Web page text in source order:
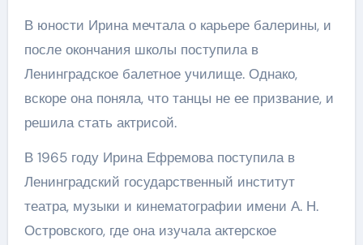
В юности Ирина мечтала о карьере балерины, и
после окончания школы поступила в
Ленинградское балетное училище. Однако,
вскоре она поняла, что танцы не ее призвание, и
решила стать актрисой.
В 1965 году Ирина Ефремова поступила в
Ленинградский государственный институт
театра, музыки и кинематографии имени А. Н.
Островского, где она изучала актерское